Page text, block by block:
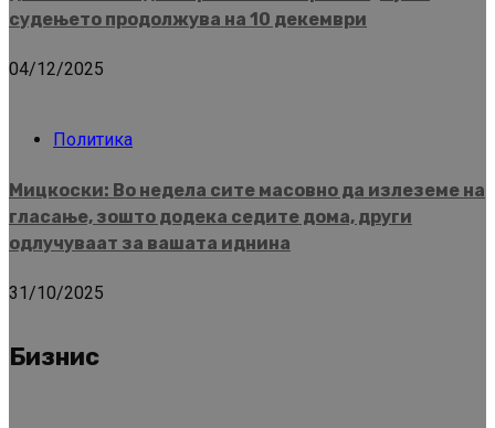
судењето продолжува на 10 декември
04/12/2025
Политика
Мицкоски: Во недела сите масовно да излеземе на
гласање, зошто додека седите дома, други
одлучуваат за вашата иднина
31/10/2025
Бизнис